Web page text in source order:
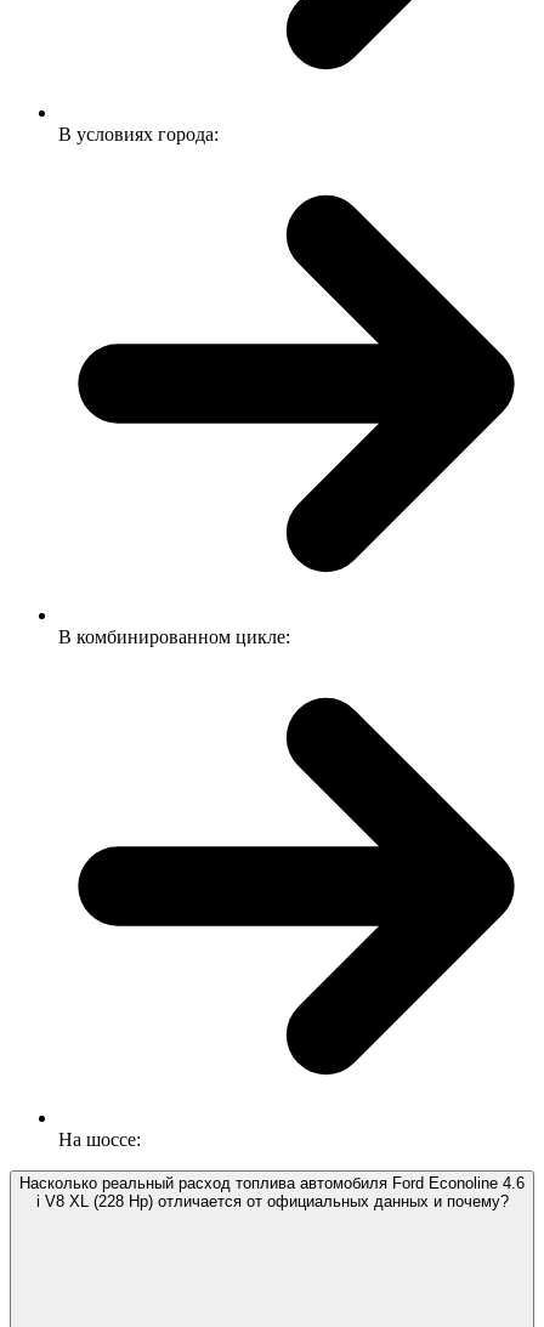
В условиях города:
В комбинированном цикле:
На шоссе:
Насколько реальный расход топлива автомобиля Ford Econoline 4.6
i V8 XL (228 Hp) отличается от официальных данных и почему?